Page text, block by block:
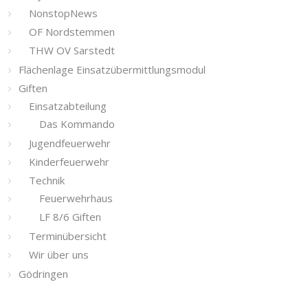
NonstopNews
OF Nordstemmen
THW OV Sarstedt
Flächenlage Einsatzübermittlungsmodul
Giften
Einsatzabteilung
Das Kommando
Jugendfeuerwehr
Kinderfeuerwehr
Technik
Feuerwehrhaus
LF 8/6 Giften
Terminübersicht
Wir über uns
Gödringen